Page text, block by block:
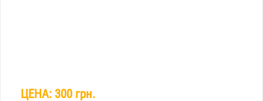
ЦЕНА: 300 грн.